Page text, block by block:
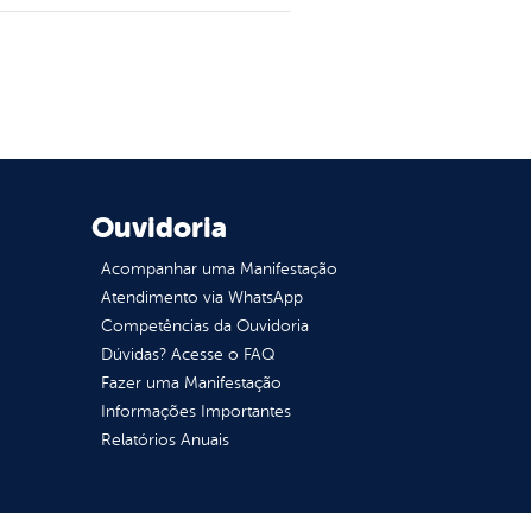
Ouvidoria
Acompanhar uma Manifestação
Atendimento via WhatsApp
Competências da Ouvidoria
Dúvidas? Acesse o FAQ
Fazer uma Manifestação
Informações Importantes
Relatórios Anuais